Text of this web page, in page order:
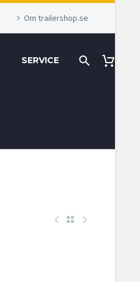
Om trailershop.se
SERVICE